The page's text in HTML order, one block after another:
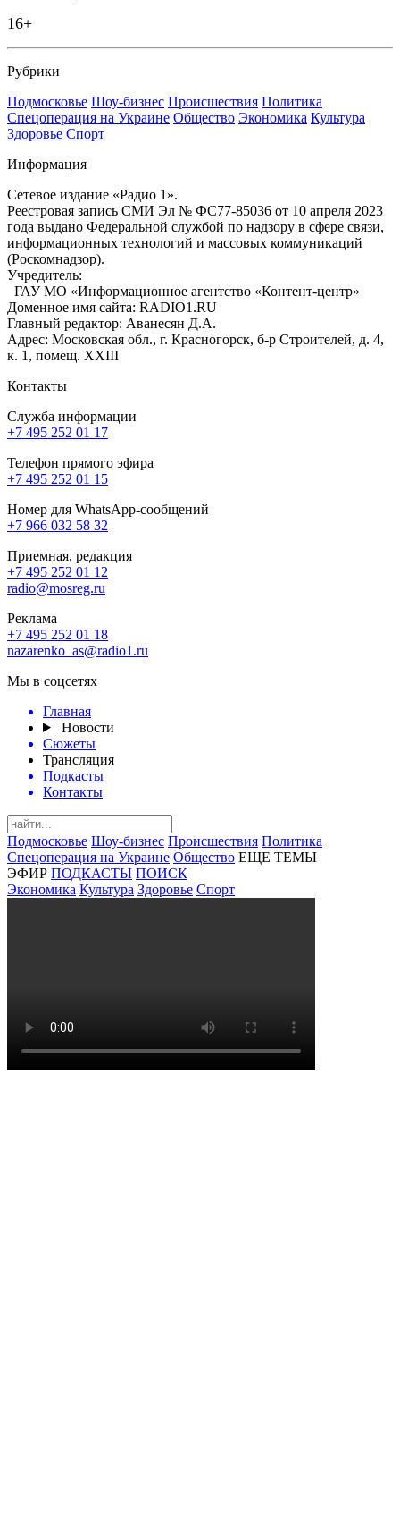
16+
Рубрики
Подмосковье Шоу-бизнес Происшествия Политика
Спецоперация на Украине Общество Экономика Культура
Здоровье Спорт
Информация
Сетевое издание «Радио 1».
Реестровая запись СМИ Эл № ФС77-85036 от 10 апреля 2023
года выдано Федеральной службой по надзору в сфере связи,
информационных технологий и массовых коммуникаций
(Роскомнадзор).
Учредитель:
ГАУ МО «Информационное агентство «Контент-центр»
Доменное имя сайта: RADIO1.RU
Главный редактор: Аванесян Д.А.
Адрес: Московская обл., г. Красногорск, б-р Строителей, д. 4,
к. 1, помещ. XXIII
Контакты
Служба информации
+7 495 252 01 17
Телефон прямого эфира
+7 495 252 01 15
Номер для WhatsApp-сообщений
+7 966 032 58 32
Приемная, редакция
+7 495 252 01 12
radio@mosreg.ru
Реклама
+7 495 252 01 18
nazarenko_as@radio1.ru
Мы в соцсетях
Главная
Новости
Сюжеты
Трансляция
Подкасты
Контакты
Подмосковье Шоу-бизнес Происшествия Политика
Спецоперация на Украине Общество ЕЩЕ ТЕМЫ
ЭФИР ПОДКАСТЫ ПОИСК
Экономика Культура Здоровье Спорт